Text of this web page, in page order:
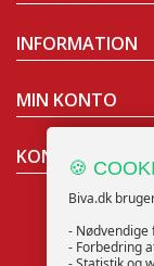
INFORMATION
MIN KONTO
KONTAKT OS
🍪
Biva.dk
- Nødvendige
- Forbedring